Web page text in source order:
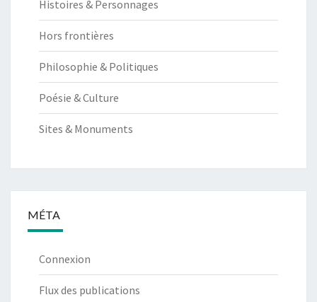
Histoires & Personnages
Hors frontières
Philosophie & Politiques
Poésie & Culture
Sites & Monuments
MÉTA
Connexion
Flux des publications